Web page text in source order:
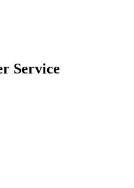
Service